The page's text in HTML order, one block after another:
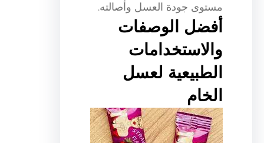
مستوى جودة العسل وأصالته.
أفضل الوصفات
والاستخدامات
الطبيعية لعسل
الخام